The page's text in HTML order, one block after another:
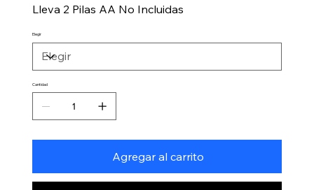
Lleva 2 Pilas AA No Incluidas
Elegir
Cantidad
Agregar al carrito